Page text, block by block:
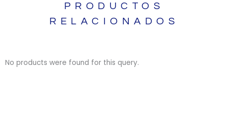
PRODUCTOS
RELACIONADOS
No products were found for this query.